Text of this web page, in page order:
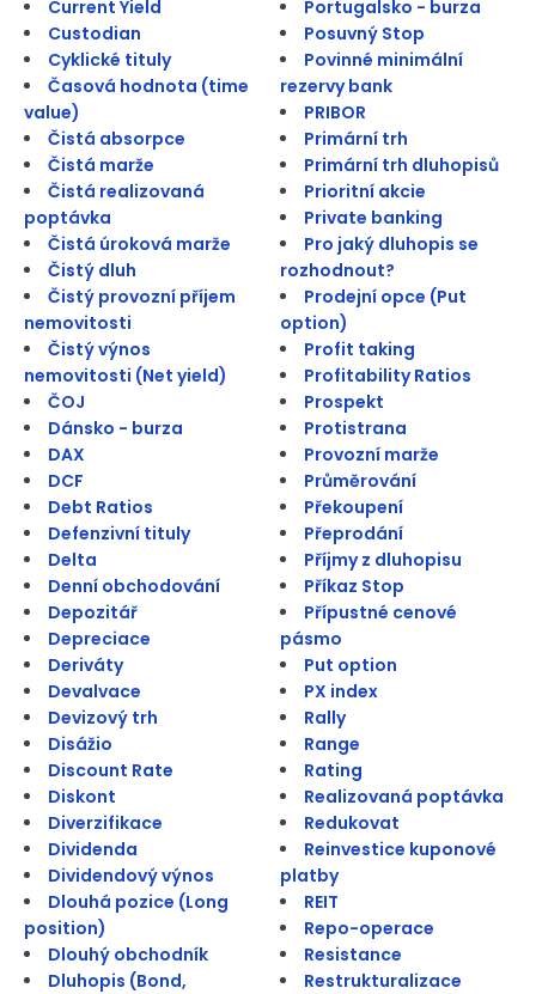
Current Yield
Custodian
Cyklické tituly
Časová hodnota (time
value)
Čistá absorpce
Čistá marže
Čistá realizovaná
poptávka
Čistá úroková marže
Čistý dluh
Čistý provozní příjem
nemovitosti
Čistý výnos
nemovitosti (Net yield)
ČOJ
Dánsko - burza
DAX
DCF
Debt Ratios
Defenzivní tituly
Delta
Denní obchodování
Depozitář
Depreciace
Deriváty
Devalvace
Devizový trh
Disážio
Discount Rate
Diskont
Diverzifikace
Dividenda
Dividendový výnos
Dlouhá pozice (Long
position)
Dlouhý obchodník
Dluhopis (Bond,
Portugalsko - burza
Posuvný Stop
Povinné minimální
rezervy bank
PRIBOR
Primární trh
Primární trh dluhopisů
Prioritní akcie
Private banking
Pro jaký dluhopis se
rozhodnout?
Prodejní opce (Put
option)
Profit taking
Profitability Ratios
Prospekt
Protistrana
Provozní marže
Průměrování
Překoupení
Přeprodání
Příjmy z dluhopisu
Příkaz Stop
Přípustné cenové
pásmo
Put option
PX index
Rally
Range
Rating
Realizovaná poptávka
Redukovat
Reinvestice kuponové
platby
REIT
Repo-operace
Resistance
Restrukturalizace